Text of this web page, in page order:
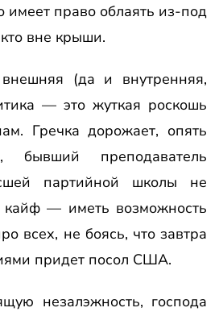
имеет право облаять из-под
вне крыши.
(да и внутренняя,
— это жуткая роскошь
Гречка дорожает, опять
преподаватель
партийной школы не
кайф — иметь возможность
всех, не боясь, что завтра
придет посол США.
незалэжность, господа